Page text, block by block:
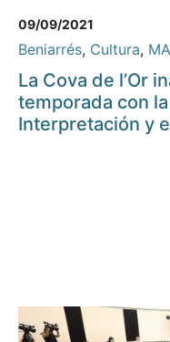
09/09/2021
Beniarrés, Cultura,
La Cova de l’Or
temporada con
Interpretación y